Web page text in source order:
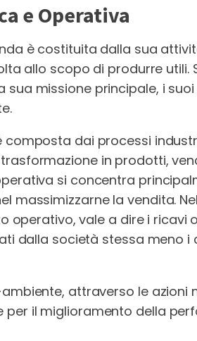
e Operativa
è costituita dalla sua
allo scopo di produrre utili.
missione principale, i
composta dai processi
in prodotti,
si concentra
massimizzarne la vendita.
operativo, vale a dire i ricavi
dalla società stessa meno i
attraverso le azioni
il miglioramento della